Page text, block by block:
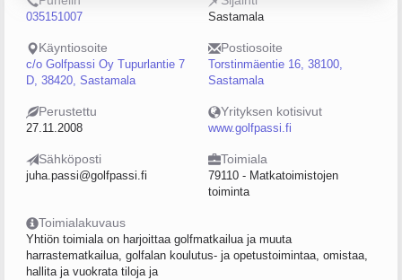
035151007 Sastamala
Käyntiosoite
c/o Golfpassi Oy Tupurlantie 7
D, 38420, Sastamala
Postiosoite
Torstinmäentie 16, 38100,
Sastamala
Perustettu
27.11.2008
Yrityksen kotisivut
www.golfpassi.fi
Sähköposti
juha.passi@golfpassi.fi
Toimiala
79110 - Matkatoimistojen
toiminta
Toimialakuvaus
Yhtiön toimiala on harjoittaa golfmatkailua ja muuta
harrastematkailua, golfalan koulutus- ja opetustoimintaa, omistaa,
hallita ja vuokrata tiloja ja